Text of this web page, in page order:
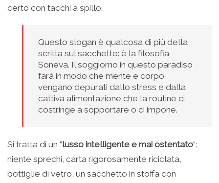
certo con tacchi a spillo.
Questo slogan è qualcosa di più della
scritta sul sacchetto: è la filosofia
Soneva. Il soggiorno in questo paradiso
farà in modo che mente e corpo
vengano depurati dallo stress e dalla
cattiva alimentazione che la routine ci
costringe a sopportare o ci impone.
Si tratta di un “lusso intelligente e mai ostentato“:
niente sprechi, carta rigorosamente riciclata,
bottiglie di vetro, un sacchetto in stoffa con